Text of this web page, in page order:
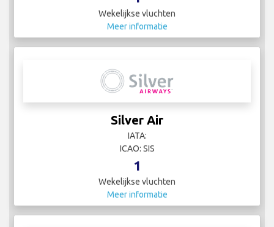
Wekelijkse vluchten
Meer informatie
Silver Air
IATA:
ICAO: SIS
1
Wekelijkse vluchten
Meer informatie